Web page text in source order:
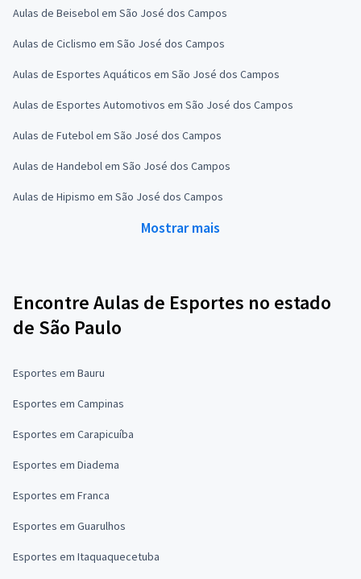
Aulas de Beisebol em São José dos Campos
Aulas de Ciclismo em São José dos Campos
Aulas de Esportes Aquáticos em São José dos Campos
Aulas de Esportes Automotivos em São José dos Campos
Aulas de Futebol em São José dos Campos
Aulas de Handebol em São José dos Campos
Aulas de Hipismo em São José dos Campos
Mostrar mais
Encontre Aulas de Esportes no estado
de São Paulo
Esportes em Bauru
Esportes em Campinas
Esportes em Carapicuíba
Esportes em Diadema
Esportes em Franca
Esportes em Guarulhos
Esportes em Itaquaquecetuba